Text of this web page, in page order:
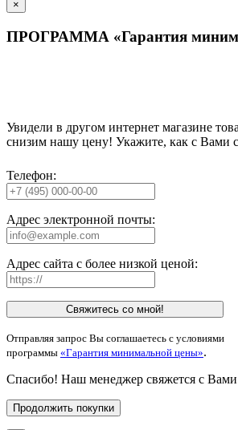
×
ПРОГРАММА «Гарантия
Увидели в другом интернет магазине
снизим нашу цену! Укажите, как с Вами
Телефон:
Адрес электронной почты:
Адрес сайта с более низкой ценой:
Свяжитесь со мной!
Отправляя запрос Вы соглашаетесь с условиями
программы «Гарантия минимальной цены».
Спасибо! Наш менеджер свяжется с
Продолжить покупки